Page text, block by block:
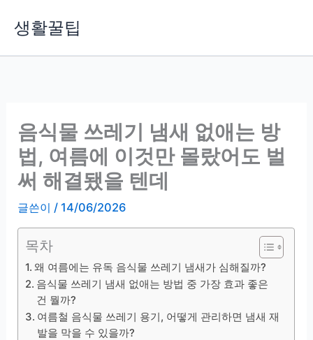
생활꿀팁
음식물 쓰레기 냄새 없애는 방
법, 여름에 이것만 몰랐어도 벌
써 해결됐을 텐데
글쓴이 / 14/06/2026
목차
왜 여름에는 유독 음식물 쓰레기 냄새가 심해질까?
음식물 쓰레기 냄새 없애는 방법 중 가장 효과 좋은
건 뭘까?
여름철 음식물 쓰레기 용기, 어떻게 관리하면 냄새 재
발을 막을 수 있을까?